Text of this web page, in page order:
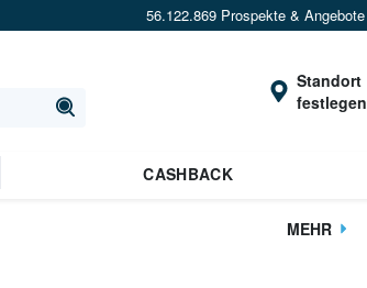
56.122.869 Prospekte & Angebote
Standort
festlegen
CASHBACK
MEHR